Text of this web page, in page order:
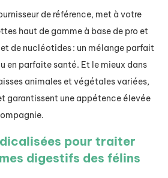
de référence, met à votre
haut de gamme à base de pro et
de nucléotides : un mélange parfait
en parfaite santé. Et le mieux dans
animales et végétales variées,
garantissent une appétence élevée
pour traiter
digestifs des félins